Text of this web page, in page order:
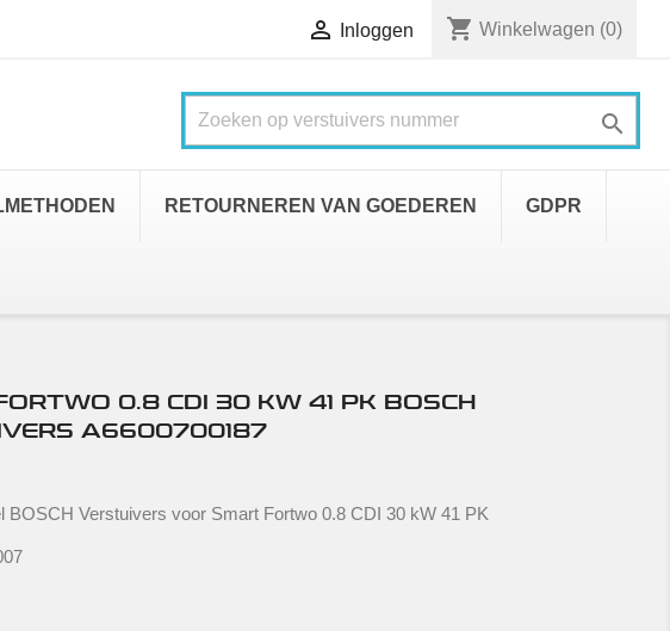
 Inloggen shopping_cart Winkelwagen (0)

RETOURNEREN VAN GOEDEREN GDPR
0.8 CDI 30 KW 41 PK BOSCH
A6600700187
BOSCH Verstuivers voor Smart Fortwo 0.8 CDI 30 kW 41 PK